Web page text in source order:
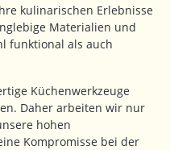
kulinarischen Erlebnisse
Materialien und
funktional als auch
Küchenwerkzeuge
Daher arbeiten wir nur
hohen
Kompromisse bei der